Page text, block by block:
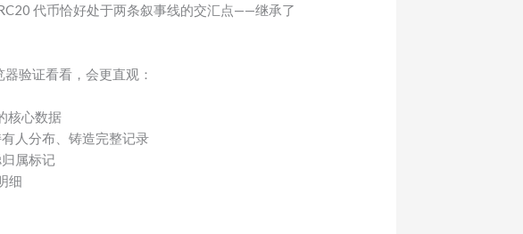
代币恰好处于两条叙事线的交汇点——继承了
验证看看，会更直观：
核心数据
人分布、铸造完整记录
属标记
细